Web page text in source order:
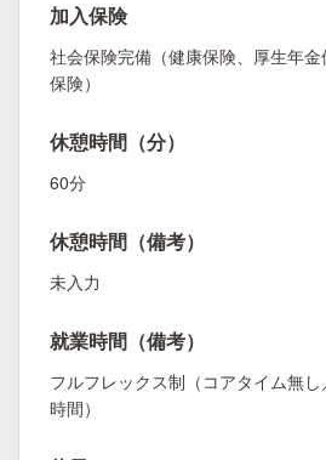
加入保険
社会保険完備（健康保険、厚生年
保険）
休憩時間（分）
60分
休憩時間（備考）
未入力
就業時間（備考）
フルフレックス制（コアタイム無
時間）